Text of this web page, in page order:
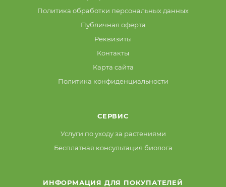
Политика обработки персональных данных
Публичная оферта
Реквизиты
Контакты
Карта сайта
Политика конфиденциальности
СЕРВИС
Услуги по уходу за растениями
Бесплатная консультация биолога
ИНФОРМАЦИЯ ДЛЯ ПОКУПАТЕЛЕЙ